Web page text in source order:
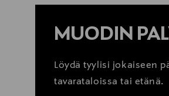
MUODIN
Löydä tyylisi jokaiseen
tavarataloissa tai etänä.